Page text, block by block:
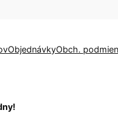
ObjednávkyObch.